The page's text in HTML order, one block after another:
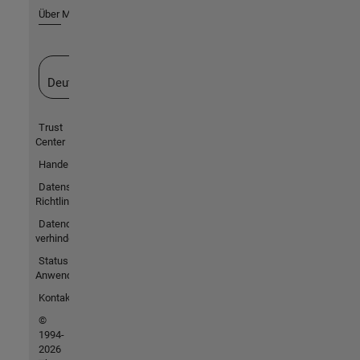
Über MathWorks
Deutschland
Trust
Center
Handelsmarken
Datenschutz-
Richtlinien
Datendiebstahl
verhindern
Status von
Anwendungen
Kontakt
©
1994-
2026